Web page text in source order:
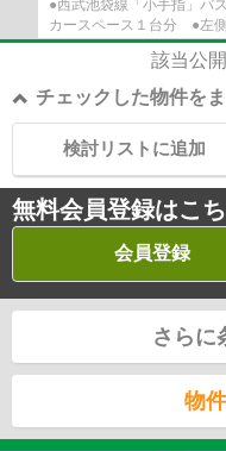
●西武池袋線「小手指」バ
カースペース１台分 ●左
用した外壁・屋根材 ●樹
該当公
チェックした物件を
検討リストに追加
無料会員登録はこ
会員登録
さらに
物